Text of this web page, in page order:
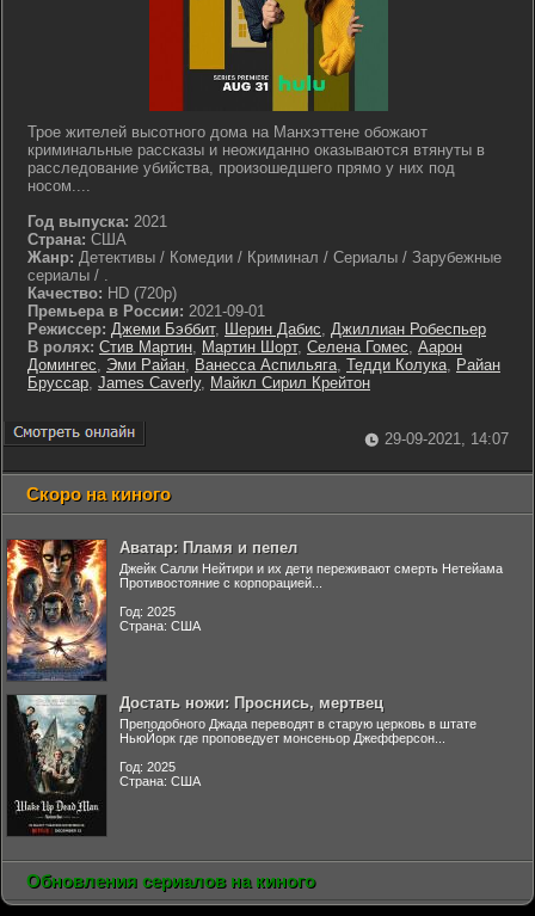
Трое жителей высотного дома на Манхэттене обожают
криминальные рассказы и неожиданно оказываются втянуты в
расследование убийства, произошедшего прямо у них под
носом....
Год выпуска: 2021
Страна: США
Жанр: Детективы / Комедии / Криминал / Сериалы / Зарубежные
сериалы / .
Качество: HD (720p)
Премьера в России: 2021-09-01
Режиссер: Джеми Бэббит, Шерин Дабис, Джиллиан Робеспьер
В ролях: Стив Мартин, Мартин Шорт, Селена Гомес, Аарон
Домингес, Эми Райан, Ванесса Аспильяга, Тедди Колука, Райан
Бруссар, James Caverly, Майкл Сирил Крейтон
29-09-2021, 14:07
Скоро на киного
Аватар: Пламя и пепел
Джейк Салли Нейтири и их дети переживают смерть Нетейама
Противостояние с корпорацией...
Год: 2025
Страна: США
Достать ножи: Проснись, мертвец
Преподобного Джада переводят в старую церковь в штате
НьюЙорк где проповедует монсеньор Джефферсон...
Год: 2025
Страна: США
Обновления сериалов на киного